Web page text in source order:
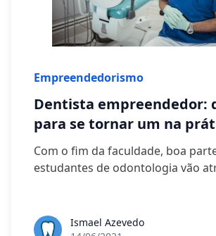
Empreendedorismo
Dentista empreendedor:
para se tornar um na
Com o fim da faculdade, boa
estudantes de odontologia vão
Ismael Azevedo